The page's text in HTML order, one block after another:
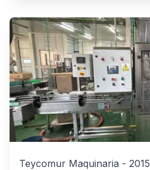
Teycomur Maquinaria - 2015